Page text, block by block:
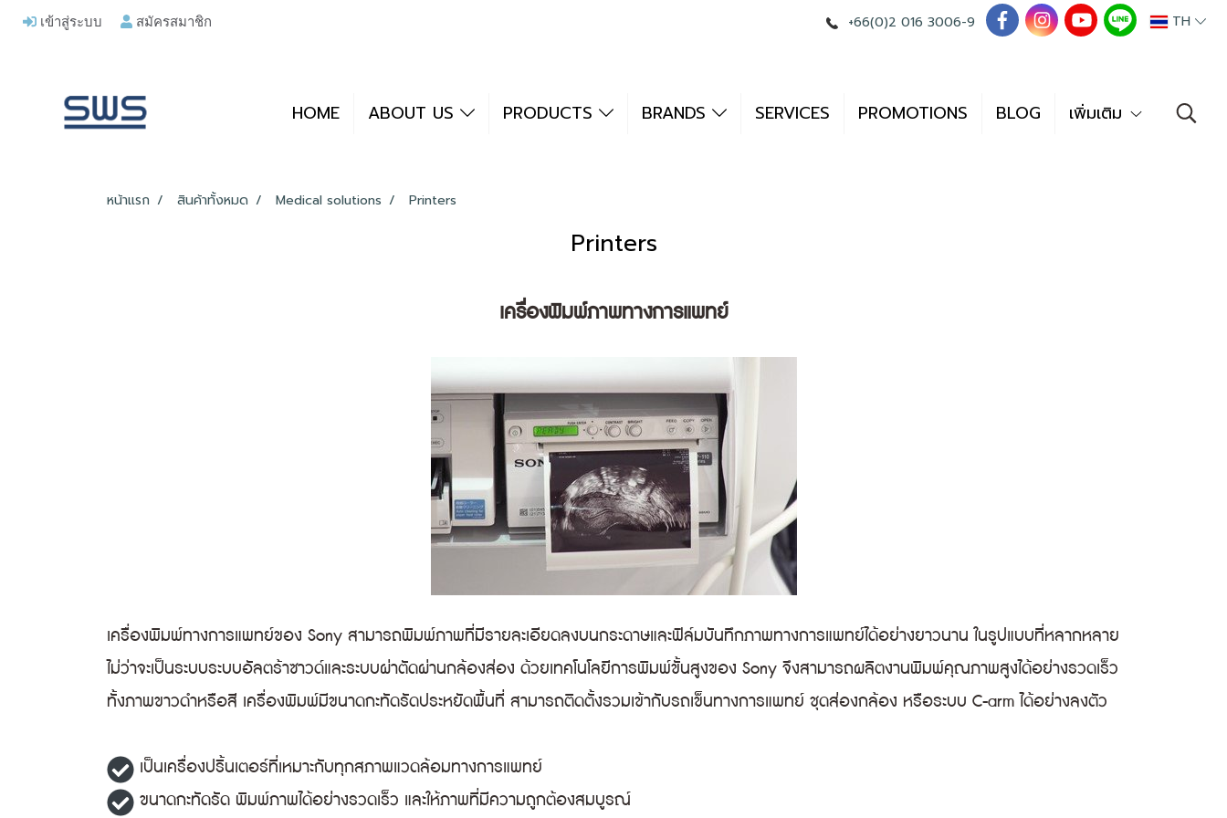
เข้าสู่ระบบ สมัครสมาชิก +66(0)2 016 3006-9 TH
HOME ABOUT US PRODUCTS BRANDS SERVICES PROMOTIONS BLOG เพิ่มเติม
หน้าแรก สินค้าทั้งหมด Medical solutions Printers
Printers
เครื่องพิมพ์ภาพทางการแพทย์
เครื่องพิมพ์ทางการแพทย์ของ Sony สามารถพิมพ์ภาพที่มีรายละเอียดลงบนกระดาษและฟิล์มบันทึกภาพทางการแพทย์ได้อย่างยาวนาน ในรูปแบบที่หลากหลาย
ไม่ว่าจะเป็นระบบระบบอัลตร้าซาวด์และระบบผ่าตัดผ่านกล้องส่อง ด้วยเทคโนโลยีการพิมพ์ขั้นสูงของ Sony จึงสามารถผลิตงานพิมพ์คุณภาพสูงได้อย่างรวดเร็ว
ทั้งภาพขาวดำหรือสี เครื่องพิมพ์มีขนาดกะทัดรัดประหยัดพื้นที่ สามารถติดตั้งรวมเข้ากับรถเข็นทางการแพทย์ ชุดส่องกล้อง หรือระบบ C-arm ได้อย่างลงตัว
เป็นเครื่องปริ้นเตอร์ที่เหมาะกับทุกสภาพแวดล้อมทางการแพทย์
ขนาดกะทัดรัด พิมพ์ภาพได้อย่างรวดเร็ว และให้ภาพที่มีความถูกต้องสมบูรณ์